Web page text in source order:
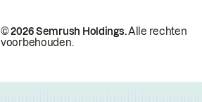
© 2026 Semrush Holdings.Alle rechten
voorbehouden.